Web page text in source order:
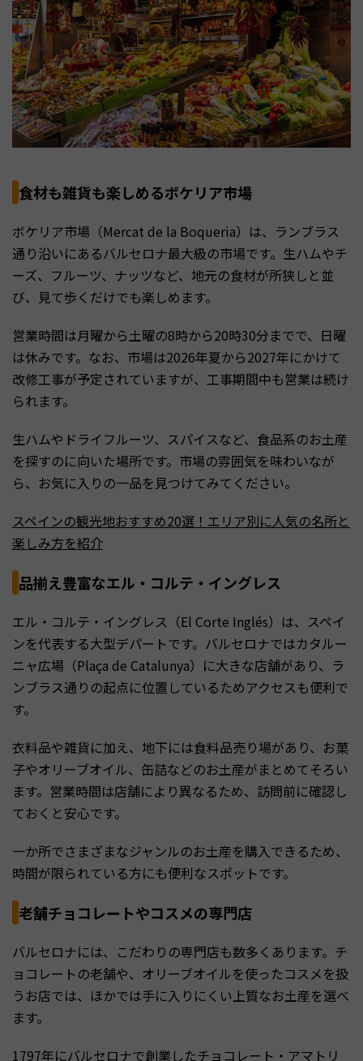
食材も雑貨も楽しめるボケリア市場
ボケリア市場（Mercat de la Boqueria）は、ランブラス
通り沿いにあるバルセロナ最大級の市場です。生ハムやチ
ーズ、フルーツ、ナッツなど、地元の食材が所狭しと並
び、見て歩くだけでも楽しめます。
営業時間は月曜から土曜の8時から20時30分までで、日曜
は休みです。なお、市場は2026年夏から2027年にかけて
改修工事が予定されていますが、工事期間中も営業は続け
られます。
生ハムやドライフルーツ、スパイスなど、食品系のお土産
を探すのに向いた場所です。市場の雰囲気を味わいなが
ら、お気に入りの一品を見つけてみてください。
スペインの観光地おすすめ20選！エリア別に人気の名所と
楽しみ方を紹介
品揃え豊富なエル・コルテ・イングレス
エル・コルテ・イングレス（El Corte Inglés）は、スペイ
ンを代表する大型デパートです。バルセロナではカタルー
ニャ広場（Plaça de Catalunya）に大きな店舗があり、ラ
ンブラス通りの起点に位置しているためアクセスも便利で
す。
衣料品や雑貨に加え、地下には食料品売り場があり、お菓
子やオリーブオイル、缶詰などのお土産がまとめてそろい
ます。営業時間は店舗により異なるため、訪問前に確認し
ておくと安心です。
一か所でさまざまなジャンルのお土産を購入できるため、
時間が限られている方にも便利なスポットです。
老舗チョコレートやコスメの専門店
バルセロナには、こだわりの専門店も数多くあります。チ
ョコレートの老舗や、オリーブオイルを使ったコスメを扱
うお店では、ほかでは手に入りにくい上質なお土産を選べ
ます。
1797年にバルセロナで創業したチョコレート・アマトリ